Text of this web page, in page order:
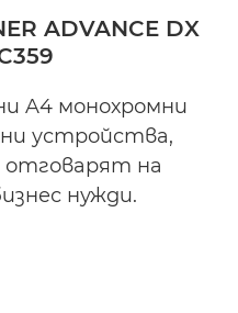
ADVANCE DX
A4 монохромни
устройства,
отговарят на
нужди.